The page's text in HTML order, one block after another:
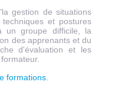
gestion de situations
et postures
un groupe difficile, la
des apprenants et du
d'évaluation et les
formations.